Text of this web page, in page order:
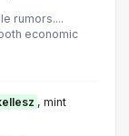
rumors....
economic
, mint